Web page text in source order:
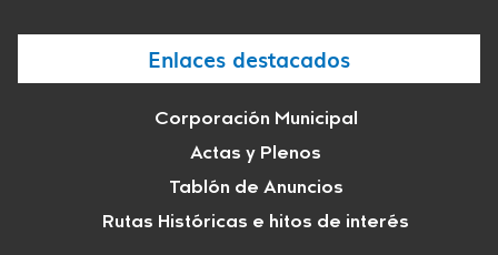
Enlaces destacados
Corporación Municipal
Actas y Plenos
Tablón de Anuncios
Rutas Históricas e hitos de interés